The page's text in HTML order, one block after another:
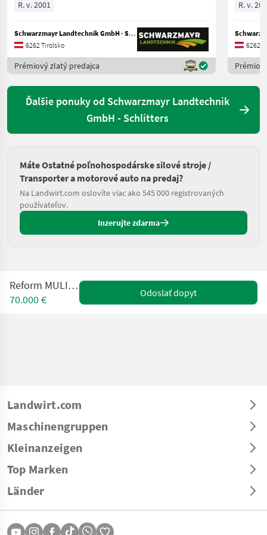
R. v. 2001
Schwarzmayr Landtechnik GmbH - Schlitters
6262 Tirolsko
Prémiový zlatý predajca
R. v.
6262
Ďalšie ponuky od Schwarzmayr Landtechnik
GmbH - Schlitters
Máte Ostatné poľnohospodárske silové stroje /
Transporter a motorové auto na predaj?
Na Landwirt.com oslovíte viac ako 545 000 registrovaných
používateľov.
Inzerujte zdarma
Reform MULI 565 G SL
70.000 €
Odoslať dopyt
Landwirt.com
Maschinengruppen
Kleinanzeigen
Top Marken
Länder